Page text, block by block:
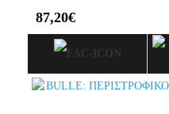
87,20€